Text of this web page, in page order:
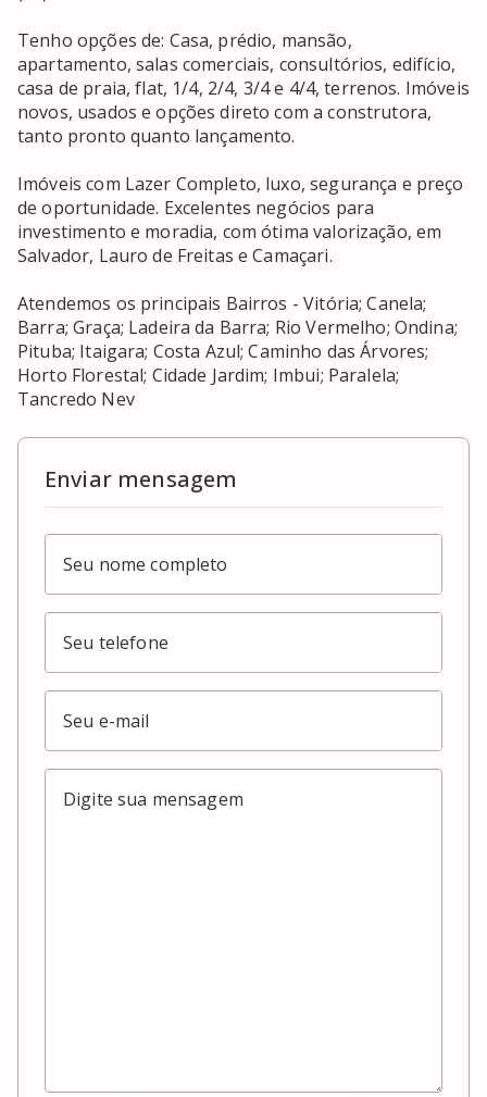
Tenho opções de: Casa, prédio, mansão,
apartamento, salas comerciais, consultórios, edifício,
casa de praia, flat, 1/4, 2/4, 3/4 e 4/4, terrenos. Imóveis
novos, usados e opções direto com a construtora,
tanto pronto quanto lançamento.
Imóveis com Lazer Completo, luxo, segurança e preço
de oportunidade. Excelentes negócios para
investimento e moradia, com ótima valorização, em
Salvador, Lauro de Freitas e Camaçari.
Atendemos os principais Bairros - Vitória; Canela;
Barra; Graça; Ladeira da Barra; Rio Vermelho; Ondina;
Pituba; Itaigara; Costa Azul; Caminho das Árvores;
Horto Florestal; Cidade Jardim; Imbui; Paralela;
Tancredo Nev
Enviar mensagem